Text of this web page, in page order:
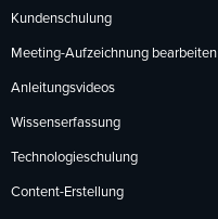
Kundenschulung
Meeting-Aufzeichnung bearbeiten
Anleitungsvideos
Wissenserfassung
Technologieschulung
Content-Erstellung